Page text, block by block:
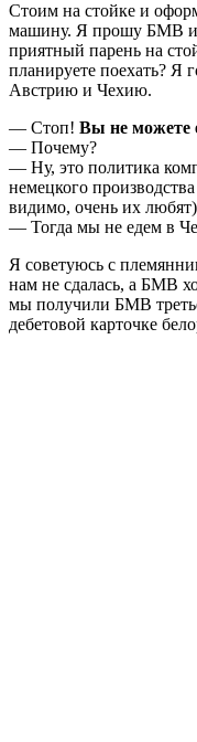
Стоим на стойке и
машину. Я прошу БМВ и
приятный парень на
планируете поехать?
Австрию и Чехию.
— Стоп! Вы не можете
— Почему?
— Ну, это политика
немецкого
видимо, очень их любят)
— Тогда мы не едем в
Я советуюсь с
нам не сдалась, а БМВ
мы получили БМВ
дебетовой карточке